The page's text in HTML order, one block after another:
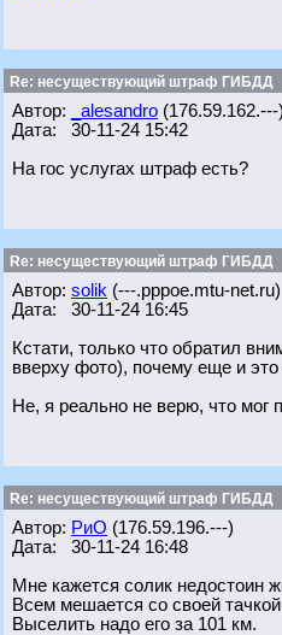
Re: несуществующий штраф ГИБДД
Автор: _alesandro (176.59.162.---)
Дата: 30-11-24 15:42
На гос услугах штраф есть?
Re: несуществующий штраф ГИБДД
Автор: solik (---.pppoe.mtu-net.ru)
Дата: 30-11-24 16:45
Кстати, только что обратил
вверху фото), почему еще и
Не, я реально не верю, что
Re: несуществующий штраф ГИБДД
Автор: РиО (176.59.196.---)
Дата: 30-11-24 16:48
Мне кажется солик недостоин
Всем мешается со своей
Выселить надо его за 101 км.